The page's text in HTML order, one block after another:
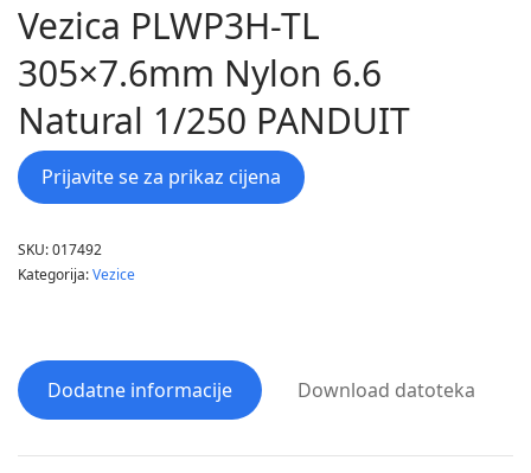
Vezica PLWP3H-TL
305×7.6mm Nylon 6.6
Natural 1/250 PANDUIT
Prijavite se za prikaz cijena
SKU:017492
Kategorija:Vezice
Dodatne informacije Download datoteka